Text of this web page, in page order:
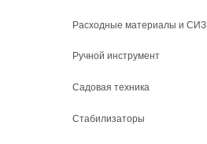
Расходные материалы и СИЗ
Ручной инструмент
Садовая техника
Стабилизаторы